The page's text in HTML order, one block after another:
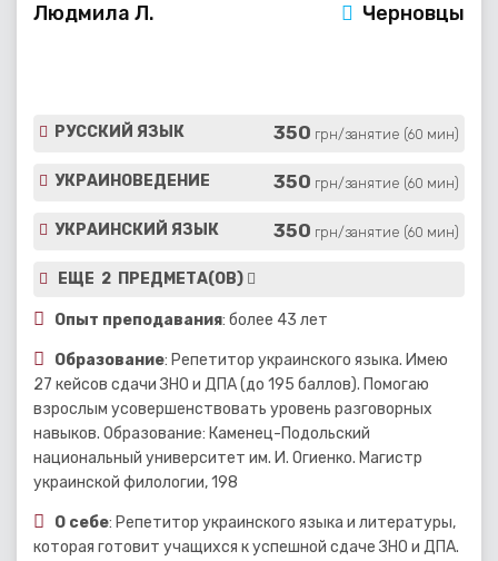
Людмила Л. Черновцы
РУССКИЙ ЯЗЫК 350 грн/занятие (60 мин)
УКРАИНОВЕДЕНИЕ 350 грн/занятие (60 мин)
УКРАИНСКИЙ ЯЗЫК 350 грн/занятие (60 мин)
ЕЩЕ 2 ПРЕДМЕТА(ОВ)
Опыт преподавания: более 43 лет
Образование: Репетитор украинского языка. Имею
27 кейсов сдачи ЗНО и ДПА (до 195 баллов). Помогаю
взрослым усовершенствовать уровень разговорных
навыков. Образование: Каменец-Подольский
национальный университет им. И. Огиенко. Магистр
украинской филологии, 198
О себе: Репетитор украинского языка и литературы,
которая готовит учащихся к успешной сдаче ЗНО и ДПА.